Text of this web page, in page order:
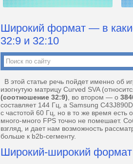
Широкий формат — в
32:9 и 32:10
В этой статье речь пойдет именно об
изогнутую матрицу Curved SVA
(соотношение 32:9) , во втором — о
составляет 144 Гц, а Samsung
с частотой 60 Гц, но в то же время
много-много FPS точно не помешает.
взгляд, и дает нам возможность
больше к b2b-сегменту.
Широкий-широкий формат